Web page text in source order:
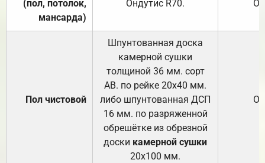
(пол, потолок,
мансарда)
Ондутис R70.
Пол чистовой
Шпунтованная доска
камерной сушки
толщиной 36 мм. сорт
АВ. по рейке 20х40 мм.
либо шпунтованная ДСП
16 мм. по разряженной
обрешётке из обрезной
доски камерной сушки
20х100 мм.